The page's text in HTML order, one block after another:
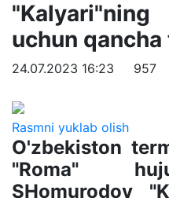
uchun
24.07.2023 16:23 957
Rasmni yuklab olish
O'zbekiston
"Roma"
SHomurodov